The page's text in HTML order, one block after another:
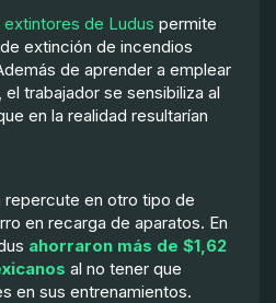
de Ludus permite
extinción de incendios
de aprender a emplear
trabajador se sensibiliza al
en la realidad resultarían
repercute en otro tipo de
en recarga de aparatos. En
ahorraron más de $1,62
al no tener que
en sus entrenamientos.